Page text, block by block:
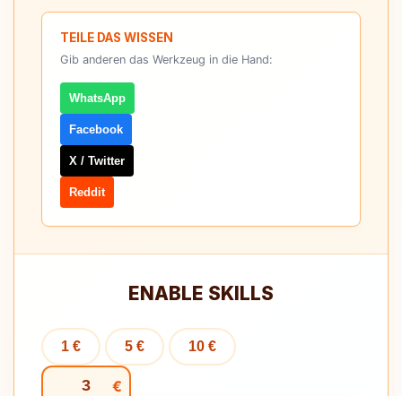
TEILE DAS WISSEN
Gib anderen das Werkzeug in die Hand:
WhatsApp
Facebook
X / Twitter
Reddit
ENABLE SKILLS
1 € 5 € 10 €
€